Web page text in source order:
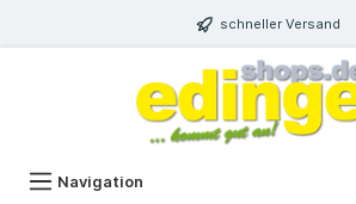
schneller Versand
Navigation